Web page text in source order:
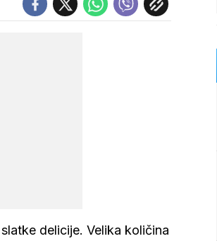
delicije. Velika količina